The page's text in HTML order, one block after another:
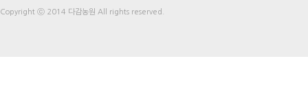
Copyright ⓒ 2014 다감농원 All rights reserved.